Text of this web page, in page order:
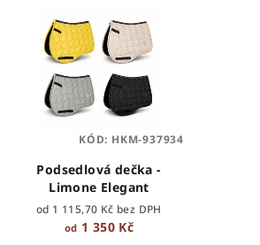
Podsedlová dečka -
Limone Elegant
od 1 115,70 Kč bez DPH
od 1 350 Kč
KÓD: HKM-937934